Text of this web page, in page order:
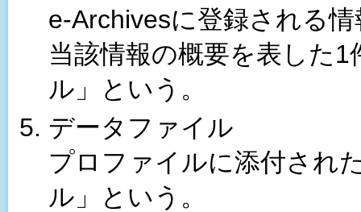
e-Archivesに登録される
当該情報の概要を表した
ル」という。
データファイル
プロファイルに添付され
ル」という。